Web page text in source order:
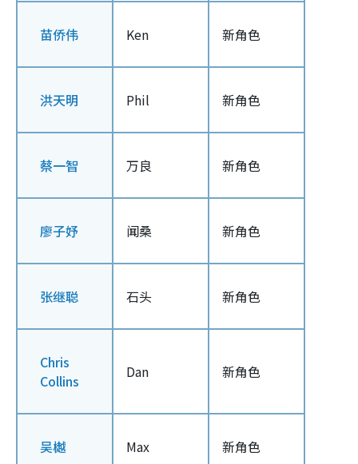
苗侨伟 Ken 新角色
洪天明 Phil 新角色
蔡一智 万良 新角色
廖子妤 闻桑 新角色
张继聪 石头 新角色
Chris
Collins
Dan 新角色
吴樾 Max 新角色